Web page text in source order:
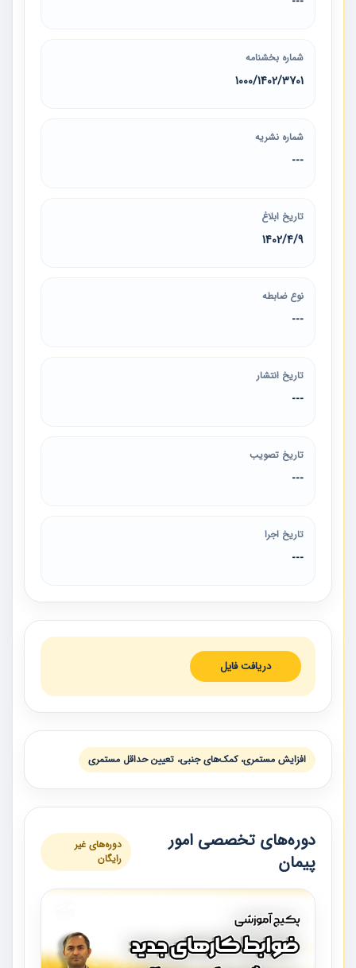
شماره بخشنامه
3701‏/1402‏/1000
شماره نشریه
---
تاریخ ابلاغ
1402/4/9
نوع ضابطه
---
تاریخ انتشار
---
تاریخ تصویب
---
تاریخ اجرا
---
دریافت فایل
افزایش مستمری، کمک‌های جنبی، تعیین حداقل مستمری
دوره‌های تخصصی امور
پیمان
دوره‌های غیر
رایگان